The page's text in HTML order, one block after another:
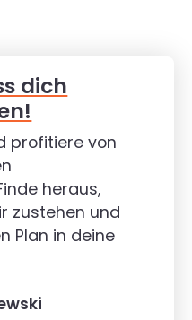
dich
profitiere von
heraus,
zustehen und
Plan in deine